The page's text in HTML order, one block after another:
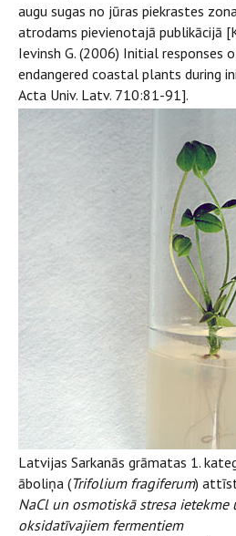
augu sugas no jūras piekrastes
atrodams pievienotajā publikācijā
Ievinsh G. (2006) Initial responses
endangered coastal plants during
Acta Univ. Latv. 710:81-91].
Latvijas Sarkanās grāmatas 1.
āboliņa (Trifolium fragiferum)
NaCl un osmotiskā stresa
oksidatīvajiem fermentiem